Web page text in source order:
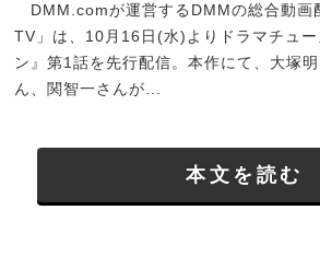
DMM.comが運営するDMMの総合動画
TV」は、10月16日(水)よりドラマチュ
ン』第1話を先行配信。本作にて、大塚
ん、関智一さんが...
本文を読む